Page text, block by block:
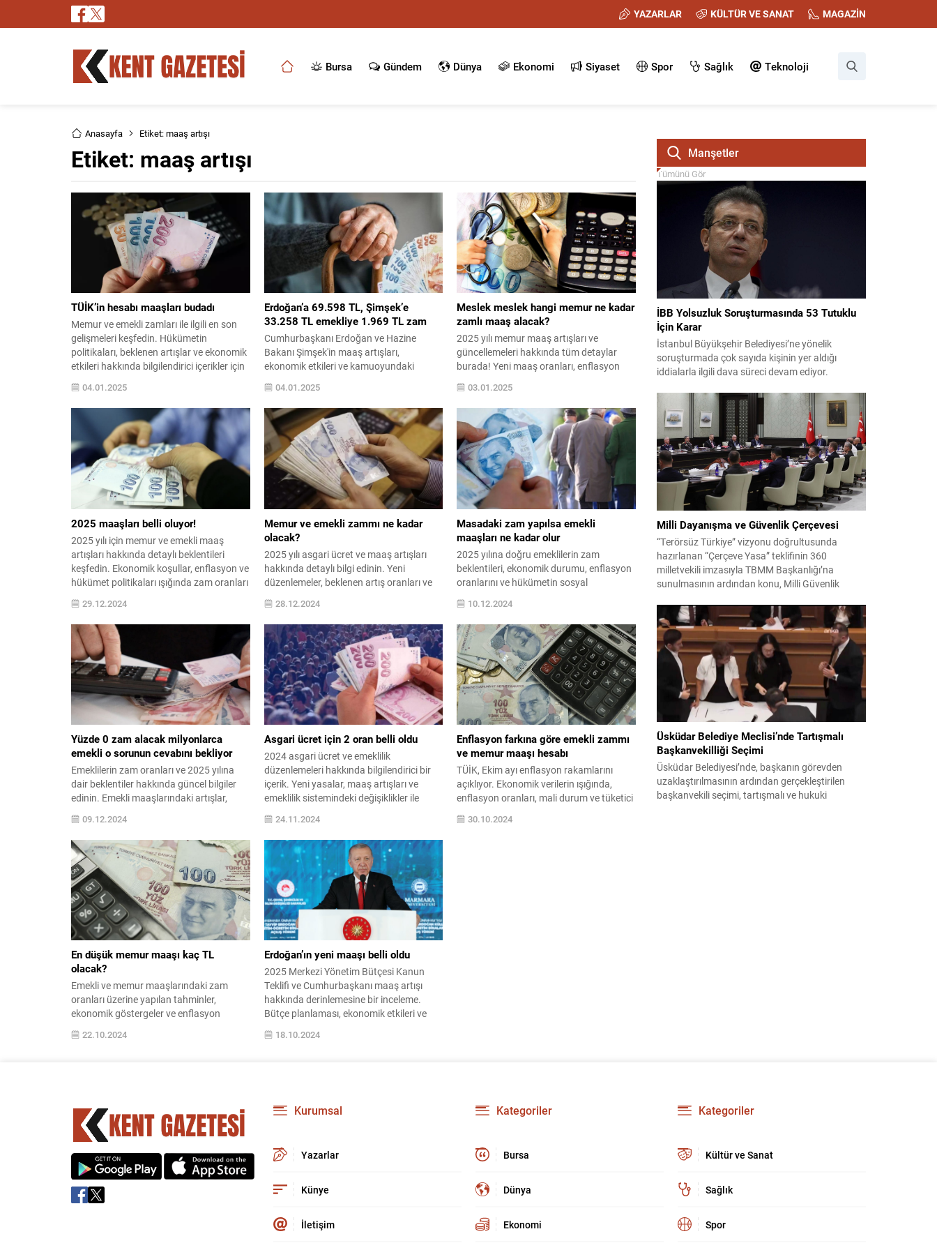
YAZARLAR KÜLTÜR VE SANAT MAGAZİN
Bursa Gündem Dünya Ekonomi Siyaset Spor Sağlık Teknoloji
Anasayfa Etiket: maaş artışı
Etiket: maaş artışı
TÜİK’in hesabı maaşları budadı
Memur ve emekli zamları ile ilgili en son
gelişmeleri keşfedin. Hükümetin
politikaları, beklenen artışlar ve ekonomik
etkileri hakkında bilgilendirici içerikler için
hemen tıklayın!
04.01.2025
Erdoğan’a 69.598 TL, Şimşek’e
33.258 TL emekliye 1.969 TL zam
Cumhurbaşkanı Erdoğan ve Hazine
Bakanı Şimşek'in maaş artışları,
ekonomik etkileri ve kamuoyundaki
yansımaları hakkında detaylı bir analiz.
Bu değişikliklerin ardındaki sebepler ve
gelecekteki olası sonuçlar üzerine
derinlemesine bir bakış.
04.01.2025
Meslek meslek hangi memur ne kadar
zamlı maaş alacak?
2025 yılı memur maaş artışları ve
güncellemeleri hakkında tüm detaylar
burada! Yeni maaş oranları, enflasyon
etkileri ve memur aileleri için önemli
bilgilerle, maaşlarınıza dair merak
ettiğiniz her şeyi öğrenin.
03.01.2025
2025 maaşları belli oluyor!
2025 yılı için memur ve emekli maaş
artışları hakkında detaylı beklentileri
keşfedin. Ekonomik koşullar, enflasyon ve
hükümet politikaları ışığında zam oranları
29.12.2024
Memur ve emekli zammı ne kadar
olacak?
2025 yılı asgari ücret ve maaş artışları
hakkında detaylı bilgi edinin. Yeni
düzenlemeler, beklenen artış oranları ve
içerikte bulabilirsiniz.
28.12.2024
Masadaki zam yapılsa emekli
maaşları ne kadar olur
2025 yılına doğru emeklilerin zam
beklentileri, ekonomik durumu, enflasyon
oranlarını ve hükümetin sosyal
Emeklilerin yaşam standartlarını artırma
umudu ve talepleri hakkında bilgi edinin.
10.12.2024
Yüzde 0 zam alacak milyonlarca
emekli o sorunun cevabını bekliyor
Emeklilerin zam oranları ve 2025 yılına
dair beklentiler hakkında güncel bilgiler
edinin. Emekli maaşlarındaki artışlar,
enflasyon etkisi ve gelecekteki
değişiklikler hakkında detaylı analizler
burada!
09.12.2024
Asgari ücret için 2 oran belli oldu
2024 asgari ücret ve emeklilik
düzenlemeleri hakkında bilgilendirici bir
içerik. Yeni yasalar, maaş artışları ve
emeklilik sistemindeki değişiklikler ile
çalışanlar ve emekliler için neler
bekleniyor? Tüm detaylar burada!
24.11.2024
Enflasyon farkına göre emekli zammı
ve memur maaşı hesabı
TÜİK, Ekim ayı enflasyon rakamlarını
açıklıyor. Ekonomik verilerin ışığında,
enflasyon oranları, mali durum ve tüketici
etkileri hakkında detaylı analizler ve
yorumlar için makalemizi okuyun.
30.10.2024
En düşük memur maaşı kaç TL
olacak?
Emekli ve memur maaşlarındaki zam
oranları üzerine yapılan tahminler,
ekonomik göstergeler ve enflasyon
etkileriyle güncel gelişmeleri ele alıyor.
2023 yılı için maaş artışlarını nasıl
22.10.2024
Erdoğan’ın yeni maaşı belli oldu
2025 Merkezi Yönetim Bütçesi Kanun
Teklifi ve Cumhurbaşkanı maaş artışı
hakkında derinlemesine bir inceleme.
Bütçe planlaması, ekonomik etkileri ve
kamu hizmetlerine katkıları üzerine
bilgilendirici bir içerik.
18.10.2024
Manşetler
Tümünü Gör
İBB Yolsuzluk Soruşturmasında 53 Tutuklu
İçin Karar
İstanbul Büyükşehir Belediyesi’ne yönelik
soruşturmada çok sayıda kişinin yer aldığı
iddialarla ilgili dava süreci devam ediyor.
sanıkların tutukluluk hallerini ayrı ayrı
değerlendirdi. İnceleme sonucunda, aralarında
Ekrem İmamoğlu’nun da bulunduğu 53 tutuklu
hakkında tutukluluk hallerinin sürdürülmesine
karar verildi. İddialar ve değerlendirilen talepler
Soruşturma kapsamında sanıklara yöneltilen...
Milli Dayanışma ve Güvenlik Çerçevesi
“Terörsüz Türkiye” vizyonu doğrultusunda
hazırlanan “Çerçeve Yasa” teklifinin 360
milletvekili imzasıyla TBMM Başkanlığı’na
sunulmasının ardından konu, Milli Güvenlik
Toplantı sonrası yayımlanan sekiz maddelik
bildiri, ülke güvenliği ve bölgesel gelişmelere dair
değerlendirmeleri içermektedir. Yaklaşık 2 saat
15 dakika süren oturumun sonuç metninde;
terörle mücadele, bölgesel istikrar,...
Üsküdar Belediye Meclisi’nde Tartışmalı
Başkanvekilliği Seçimi
Üsküdar Belediyesi’nde, başkanın görevden
uzaklaştırılmasının ardından gerçekleştirilen
başkanvekili seçimi, tartışmalı ve hukuki
Kurumsal
Yazarlar
Künye
İletişim
Kategoriler
Bursa
Dünya
Ekonomi
Kategoriler
Kültür ve Sanat
Sağlık
Spor